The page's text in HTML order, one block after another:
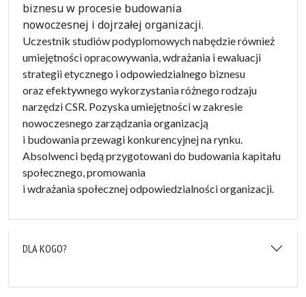
biznesu w procesie budowania
nowoczesnej i dojrzałej organizacji.
Uczestnik studiów podyplomowych nabędzie również
umiejętności opracowywania, wdrażania i ewaluacji
strategii etycznego i odpowiedzialnego biznesu
oraz efektywnego wykorzystania różnego rodzaju
narzędzi CSR. Pozyska umiejętności w zakresie
nowoczesnego zarządzania organizacją
i budowania przewagi konkurencyjnej na rynku.
Absolwenci będą przygotowani do budowania kapitału
społecznego, promowania
i wdrażania społecznej odpowiedzialności organizacji.
DLA KOGO?